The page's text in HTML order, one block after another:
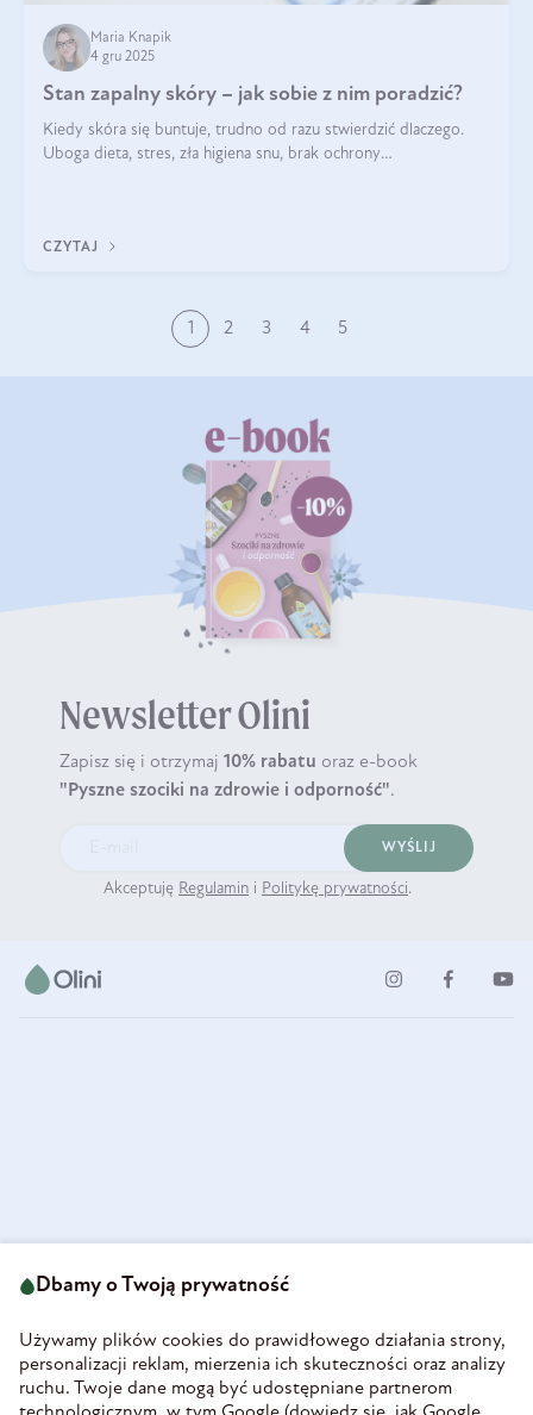
Maria Knapik
4 gru 2025
Stan zapalny skóry – jak sobie z nim poradzić?
Kiedy skóra się buntuje, trudno od razu stwierdzić dlaczego.
Uboga dieta, stres, zła higiena snu, brak ochrony
CZYTAJ
1 2 3 4 5
Newsletter Olini
Zapisz się i otrzymaj 10% rabatu oraz e-book
"Pyszne szociki na zdrowie i odporność".
WYŚLIJ
Akceptuję Regulamin i Politykę prywatności.
58-160 Świebodzice
REGON 890213034
INFORMACJE
Dbamy o Twoją prywatność
Używamy plików cookies do prawidłowego działania strony,
personalizacji reklam, mierzenia ich skuteczności oraz analizy
ruchu. Twoje dane mogą być udostępniane partnerom